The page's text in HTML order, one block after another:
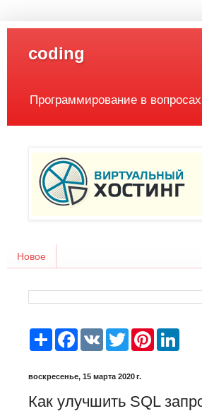
coding
Программирование в
Новое
e
b
o
w
t
r
воскресенье, 15 марта 2020 г.
Как улучшить SQL